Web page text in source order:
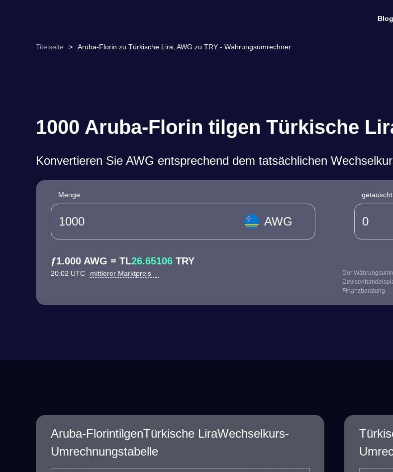
Blog
Titelseite > Aruba-Florin zu Türkische Lira, AWG zu TRY - Währungsumrechner
1000 Aruba-Florin tilgen Türkische
Konvertieren Sie AWG entsprechend dem tatsächlichen
Menge
AWG
getauscht
ƒ1.000 AWG = TL26.65106 TRY
20:02 UTC mittlerer Marktpreis
Der
Finanzberatung.
Aruba-FlorintilgenTürkische LiraWechselkurs-
Umrechnungstabelle